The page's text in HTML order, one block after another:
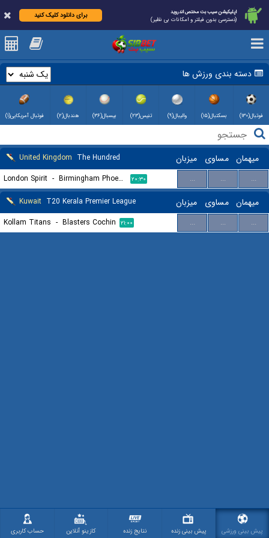
اپلیکیشن سیب بت مختص اندروید
(دسترسی بدون فیلتر و امکانات بی نظیر)
برای دانلود کلیک کنید
دسته بندی ورزش ها
فوتبال(۱۳۰) بسکتبال(۱۵) والیبال(۹) تنیس(۲۳) بیسبال(۳۶) هندبال(۲) فوتبال آمریکایی(۱)
United Kingdom The Hundred میزبان مساوی میهمان
London Spirit - Birmingham Phoenix ۲۰:۳۰ ... ...
...
Kuwait T20 Kerala Premier League میزبان مساوی میهمان
Kollam Titans - Blasters Cochin ۲۱:۰۰ ... ... ...
پیش بینی ورزشی پیش بینی زنده نتایج زنده کازینو آنلاین حساب کاربری